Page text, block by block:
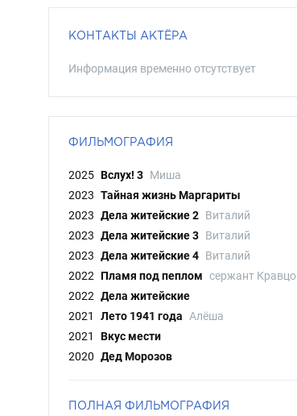
КОНТАКТЫ АКТЁРА
Информация временно отсутствует
ФИЛЬМОГРАФИЯ
2025 Вслух! 3 Миша
2023 Тайная жизнь Маргариты
2023 Дела житейские 2 Виталий
2023 Дела житейские 3 Виталий
2023 Дела житейские 4 Виталий
2022
Пламя под пеплом сержант
2022 Дела житейские
2021
Лето 1941 года
Алёша
2021
Вкус мести
2020 Дед Морозов
ПОЛНАЯ ФИЛЬМОГРАФИЯ